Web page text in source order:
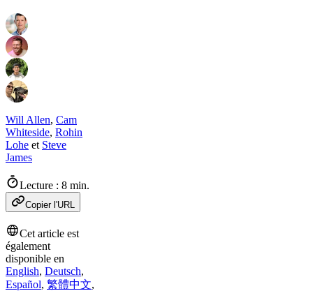
Will Allen, Cam
Whiteside, Rohin
Lohe et Steve
James
Lecture : 8 min.
Copier l'URL
Cet article est
également
disponible en
English, Deutsch,
Español, 繁體中文,